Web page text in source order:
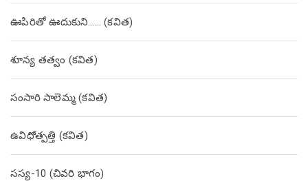
ఊపిరితో ఊదుకుని…… (కవిత)
శూన్య తత్వం (కవిత)
సంసారి సాలెమ్మ (కవిత)
ఉవిధోత్పత్తి (కవిత)
సస్య-10 (చివరి భాగం)